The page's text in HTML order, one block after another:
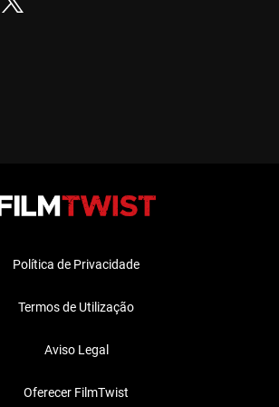
Política de Privacidade
Termos de Utilização
Aviso Legal
Oferecer FilmTwist